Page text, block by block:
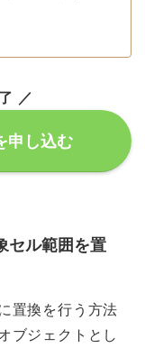
／
申し込む
セル範囲を置
置換を行う方法
ブジェクトとし